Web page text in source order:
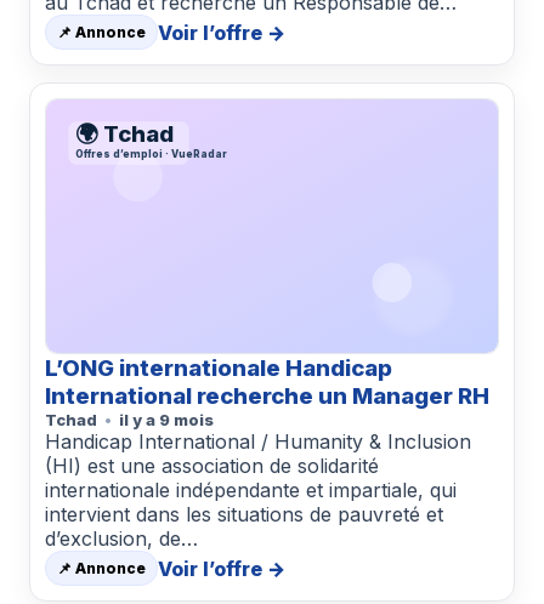
📌 Annonce Voir l’offre →
🌍 Tchad
Offres d’emploi · VueRadar
L’ONG internationale Handicap
International recherche un Manager RH
Tchad il y a 9 mois
Handicap International / Humanity & Inclusion
(HI) est une association de solidarité
internationale indépendante et impartiale, qui
intervient dans les situations de pauvreté et
d’exclusion, de…
📌 Annonce Voir l’offre →